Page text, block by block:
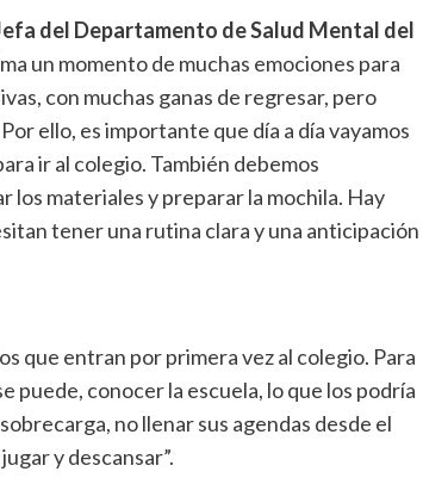
del Departamento de Salud Mental del
un momento de muchas emociones para
con muchas ganas de regresar, pero
ello, es importante que día a día vayamos
ir al colegio. También debemos
los materiales y preparar la mochila. Hay
tener una rutina clara y una anticipación
que entran por primera vez al colegio. Para
puede, conocer la escuela, lo que los podría
no llenar sus agendas desde el
y descansar”.